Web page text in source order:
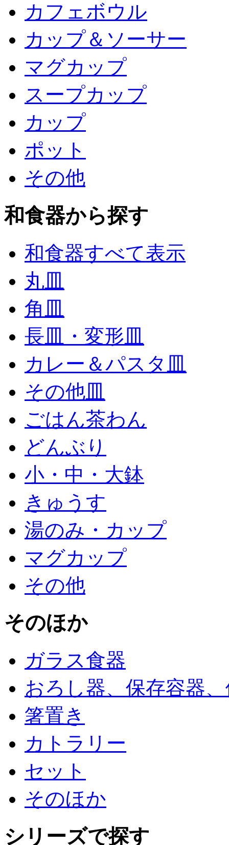
カフェボウル
カップ＆ソーサー
マグカップ
スープカップ
カップ
ポット
その他
和食器から探す
和食器すべて表示
丸皿
角皿
長皿・変形皿
カレー＆パスタ皿
その他皿
ごはん茶わん
どんぶり
小・中・大鉢
きゅうす
湯のみ・カップ
マグカップ
その他
そのほか
ガラス食器
おろし器、保存容器
箸置き
カトラリー
セット
そのほか
シリーズで探す